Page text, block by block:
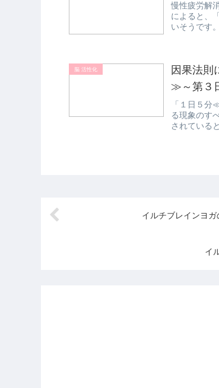
慢性疲労解
によると、
いそうです
脳 活性化
因果法則
≫～第３
「１日５
る現象のす
されている
イルチブレインヨ
イ